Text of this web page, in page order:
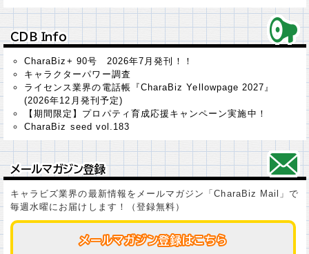
ＣＤＢ Ｉｎｆｏ
ＣＤＢ Ｉｎｆｏ
CharaBiz+ 90号 2026年7月発刊！！
キャラクターパワー調査
ライセンス業界の電話帳『CharaBiz Yellowpage 2027』
(2026年12月発刊予定)
【期間限定】プロパティ育成応援キャンペーン実施中！
CharaBiz seed vol.183
メールマガジン登録
メールマガジン登録
キャラビズ業界の最新情報をメールマガジン「CharaBiz Mail」で
毎週水曜にお届けします！（登録無料）
メールマガジン登録はこちら
メールマガジン登録はこちら